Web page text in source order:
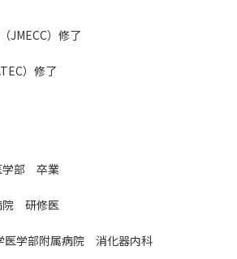
JMECC）修了
）修了
部 卒業
研修医
学部附属病院 消化器内科